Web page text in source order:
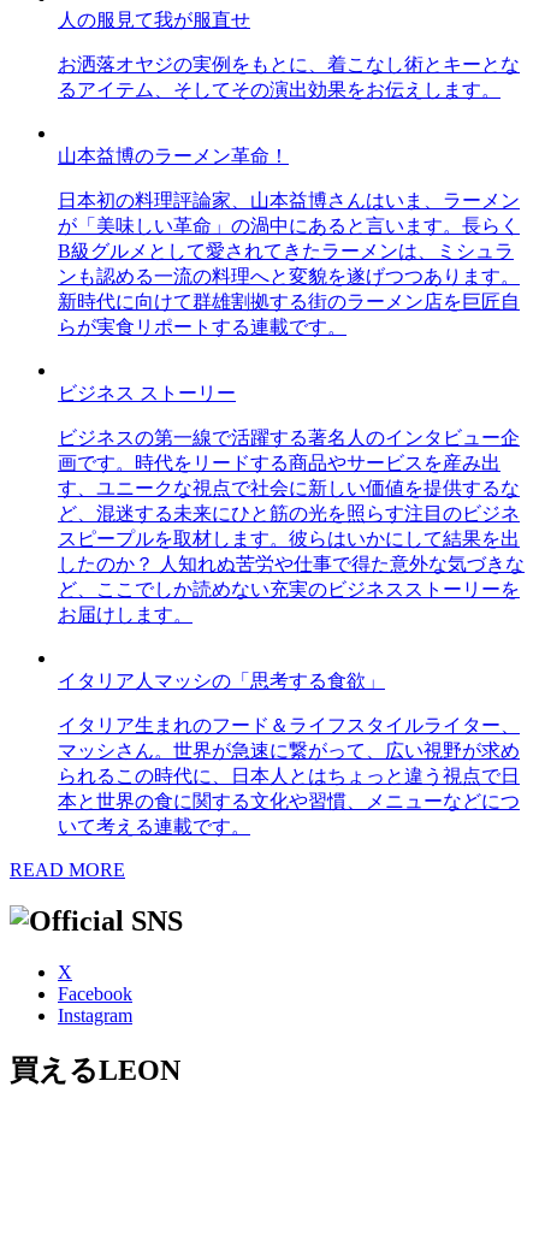
人の服見て我が服直せ
お洒落オヤジの実例をもとに、着こなし術とキーとな
るアイテム、そしてその演出効果をお伝えします。
山本益博のラーメン革命！
日本初の料理評論家、山本益博さんはいま、ラーメン
が「美味しい革命」の渦中にあると言います。長らく
B級グルメとして愛されてきたラーメンは、ミシュラ
ンも認める一流の料理へと変貌を遂げつつあります。
新時代に向けて群雄割拠する街のラーメン店を巨匠自
らが実食リポートする連載です。
ビジネス ストーリー
ビジネスの第一線で活躍する著名人のインタビュー企
画です。時代をリードする商品やサービスを産み出
す、ユニークな視点で社会に新しい価値を提供するな
ど、混迷する未来にひと筋の光を照らす注目のビジネ
スピープルを取材します。彼らはいかにして結果を出
したのか？ 人知れぬ苦労や仕事で得た意外な気づきな
ど、ここでしか読めない充実のビジネスストーリーを
お届けします。
イタリア人マッシの「思考する食欲」
イタリア生まれのフード＆ライフスタイルライター、
マッシさん。世界が急速に繋がって、広い視野が求め
られるこの時代に、日本人とはちょっと違う視点で日
本と世界の食に関する文化や習慣、メニューなどにつ
いて考える連載です。
READ MORE
X
Facebook
Instagram
買えるLEON